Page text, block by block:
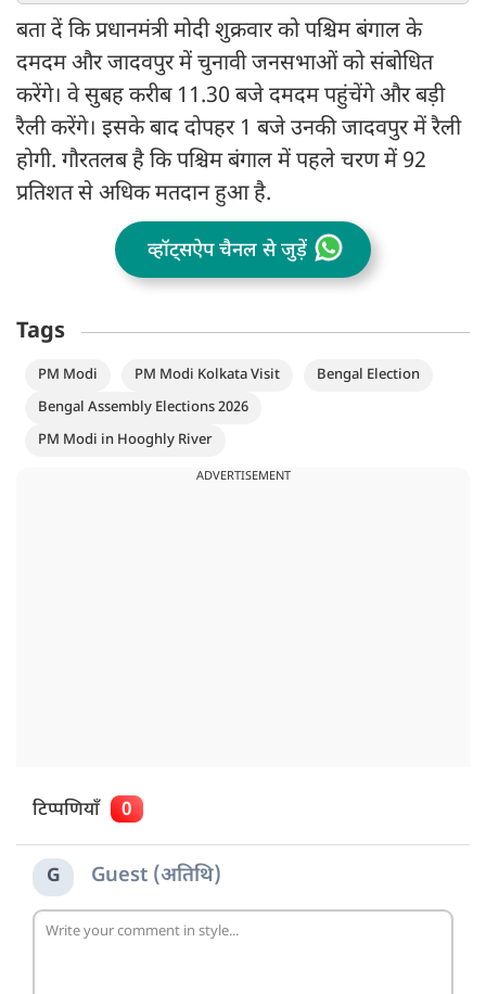
बता दें कि प्रधानमंत्री मोदी शुक्रवार को पश्चिम बंगाल के
दमदम और जादवपुर में चुनावी जनसभाओं को संबोधित
करेंगे। वे सुबह करीब 11.30 बजे दमदम पहुंचेंगे और बड़ी
रैली करेंगे। इसके बाद दोपहर 1 बजे उनकी जादवपुर में रैली
होगी. गौरतलब है कि पश्चिम बंगाल में पहले चरण में 92
प्रतिशत से अधिक मतदान हुआ है.
व्हॉट्सऐप चैनल से जुड़ें
Tags
PM Modi PM Modi Kolkata Visit
Bengal Election
Bengal Assembly Elections 2026
PM Modi in Hooghly River
ADVERTISEMENT
टिप्पणियाँ 0
G Guest (अतिथि)